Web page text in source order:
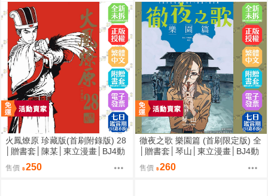
火鳳燎原 珍藏版(首刷附錄版) 28
│贈書套│陳某│東立漫畫│BJ4動
漫
售價 250
徹夜之歌 樂園篇 (首刷限定版) 全
│贈書套│琴山│東立漫畫│BJ4動
漫
售價 260